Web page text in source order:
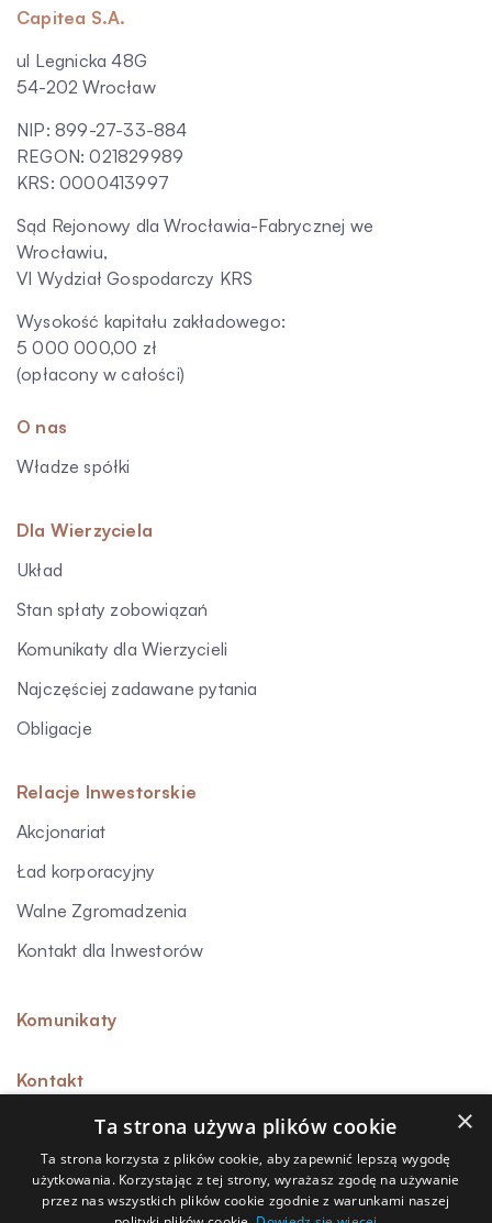
Capitea S.A.
ul Legnicka 48G
54-202 Wrocław
NIP: 899-27-33-884
REGON: 021829989
KRS: 0000413997
Sąd Rejonowy dla Wrocławia-Fabrycznej we
Wrocławiu,
VI Wydział Gospodarczy KRS
Wysokość kapitału zakładowego:
5 000 000,00 zł
(opłacony w całości)
O nas
Władze spółki
Dla Wierzyciela
Układ
Stan spłaty zobowiązań
Komunikaty dla Wierzycieli
Najczęściej zadawane pytania
Obligacje
Relacje Inwestorskie
Akcjonariat
Ład korporacyjny
Walne Zgromadzenia
Kontakt dla Inwestorów
Komunikaty
Kontakt
Sygnalista
×
Ta strona używa plików cookie
Ta strona korzysta z plików cookie, aby zapewnić lepszą wygodę
użytkowania. Korzystając z tej strony, wyrażasz zgodę na używanie
przez nas wszystkich plików cookie zgodnie z warunkami naszej